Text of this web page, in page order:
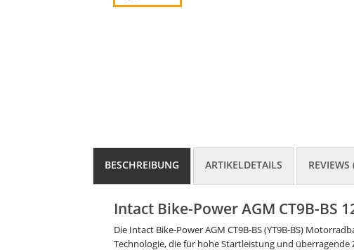
BESCHREIBUNG ARTIKELDETAILS REVIEWS
Intact Bike-Power AGM CT9B-BS
Die Intact Bike-Power AGM CT9B-BS (YT9B-BS)
Technologie, die für hohe Startleistung und